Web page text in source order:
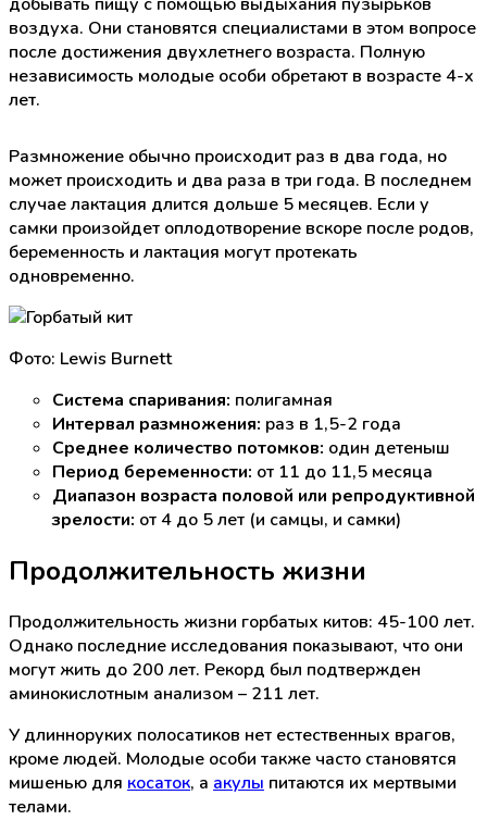
воздуха. Они становятся специалистами в этом вопросе
после достижения двухлетнего возраста. Полную
независимость молодые особи обретают в возрасте 4-х
лет.
Размножение обычно происходит раз в два года, но
может происходить и два раза в три года. В последнем
случае лактация длится дольше 5 месяцев. Если у
самки произойдет оплодотворение вскоре после родов,
беременность и лактация могут протекать
одновременно.
Фото: Lewis Burnett
Система спаривания: полигамная
Интервал размножения: раз в 1,5-2 года
Среднее количество потомков: один детеныш
Период беременности: от 11 до 11,5 месяца
Диапазон возраста половой или репродуктивной
зрелости: от 4 до 5 лет (и самцы, и самки)
Продолжительность жизни
Продолжительность жизни горбатых китов: 45-100 лет.
Однако последние исследования показывают, что они
могут жить до 200 лет. Рекорд был подтвержден
аминокислотным анализом – 211 лет.
У длинноруких полосатиков нет естественных врагов,
кроме людей. Молодые особи также часто становятся
мишенью для косаток, а акулы питаются их мертвыми
телами.